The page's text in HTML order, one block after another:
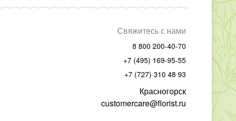
Свяжитесь с нами
8 800 200-40-70
+7 (495) 169-95-55
+7 (727) 310 48 93
Красногорск
customercare@florist.ru